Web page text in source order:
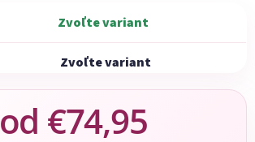
Zvoľte variant
Zvoľte variant
od €74,95